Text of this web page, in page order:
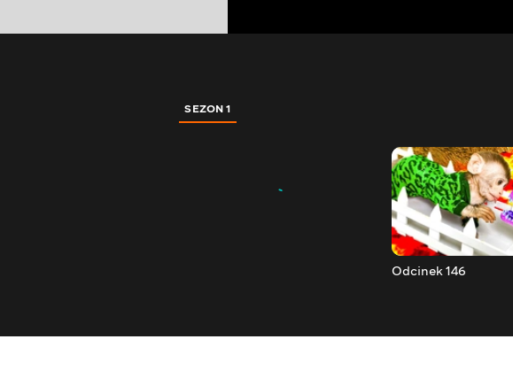
SEZON 1
Odcinek 146